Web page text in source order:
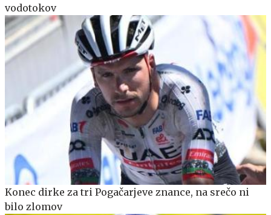
vodotokov
Konec dirke za tri Pogačarjeve znance, na srečo ni
bilo zlomov